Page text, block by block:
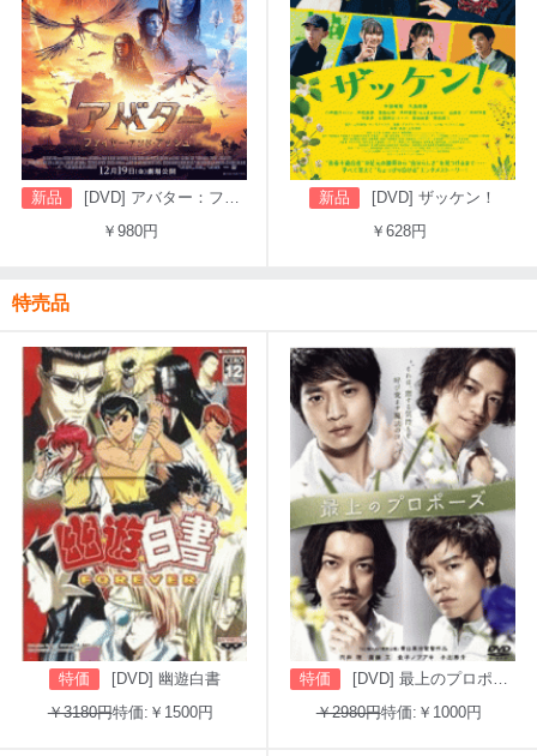
新品
[DVD] アバター：ファイヤー・アンド・アッシュ
￥980円
新品
[DVD] ザッケン！
￥628円
特売品
特価
[DVD] 幽遊白書
￥3180円特価:￥1500円
特価
[DVD] 最上のプロポーズ
￥2980円特価:￥1000円